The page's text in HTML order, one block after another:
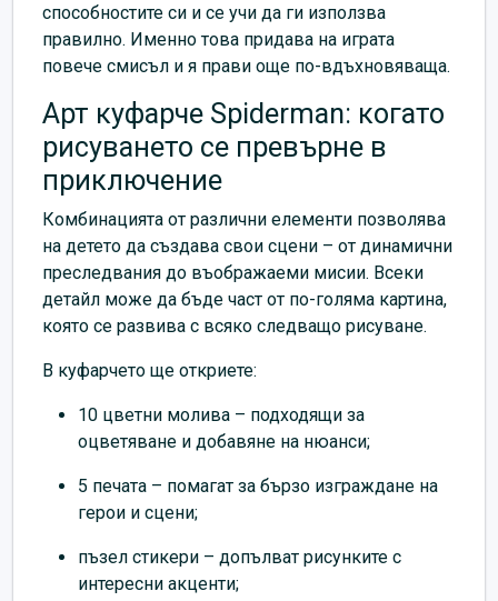
способностите си и се учи да ги използва
правилно. Именно това придава на играта
повече смисъл и я прави още по-вдъхновяваща.
Арт куфарче Spiderman: когато
рисуването се превърне в
приключение
Комбинацията от различни елементи позволява
на детето да създава свои сцени – от динамични
преследвания до въображаеми мисии. Всеки
детайл може да бъде част от по-голяма картина,
която се развива с всяко следващо рисуване.
В куфарчето ще откриете:
10 цветни молива – подходящи за
оцветяване и добавяне на нюанси;
5 печата – помагат за бързо изграждане на
герои и сцени;
пъзел стикери – допълват рисунките с
интересни акценти;